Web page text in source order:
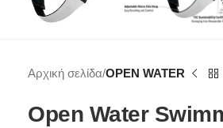
Αρχική σελίδα OPEN WATER
Open Water